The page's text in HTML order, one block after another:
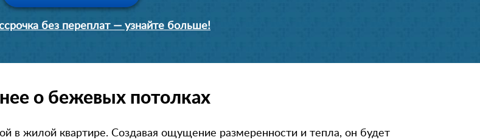
без переплат — узнайте больше!
о бежевых потолках
в жилой квартире. Создавая ощущение размеренности и тепла, он будет